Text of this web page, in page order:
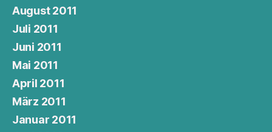
August 2011
Juli 2011
Juni 2011
Mai 2011
April 2011
März 2011
Januar 2011